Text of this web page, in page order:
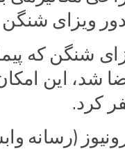
ویزای
کرد.
(رسانه